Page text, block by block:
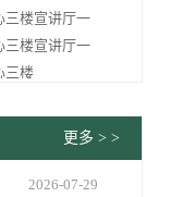
三楼宣讲厅一
三楼宣讲厅一
三楼
更多 > >
2026-07-29